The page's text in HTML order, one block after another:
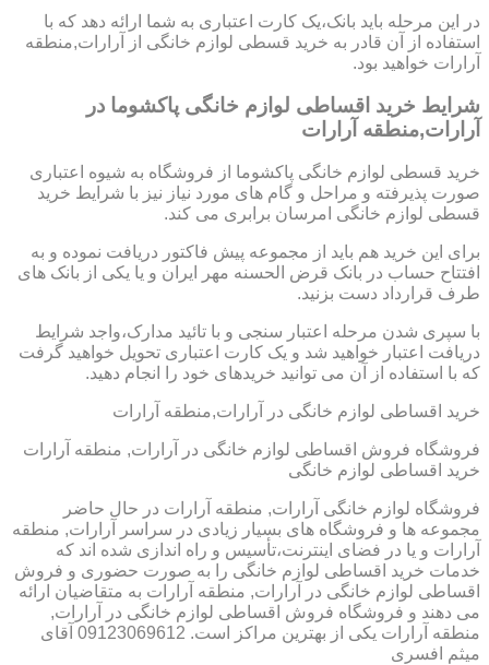
در این مرحله باید بانک،یک کارت اعتباری به شما ارائه دهد که با
استفاده از آن قادر به خرید قسطی لوازم خانگی از آرارات,منطقه
آرارات خواهید بود.
شرایط خرید اقساطی لوازم خانگی پاکشوما در
آرارات,منطقه آرارات
خرید قسطی لوازم خانگی پاکشوما از فروشگاه به شیوه اعتباری
صورت پذیرفته و مراحل و گام های مورد نیاز نیز با شرایط خرید
قسطی لوازم خانگی امرسان برابری می کند.
برای این خرید هم باید از مجموعه پیش فاکتور دریافت نموده و به
افتتاح حساب در بانک قرض الحسنه مهر ایران و یا یکی از بانک های
طرف قرارداد دست بزنید.
با سپری شدن مرحله اعتبار سنجی و با تائید مدارک،واجد شرایط
دریافت اعتبار خواهید شد و یک کارت اعتباری تحویل خواهید گرفت
که با استفاده از آن می توانید خریدهای خود را انجام دهید.
خرید اقساطی لوازم خانگی در آرارات,منطقه آرارات
فروشگاه فروش اقساطی لوازم خانگی در آرارات, منطقه آرارات
خرید اقساطی لوازم خانگی
فروشگاه لوازم خانگی آرارات, منطقه آرارات در حال حاضر
مجموعه ها و فروشگاه های بسیار زیادی در سراسر آرارات, منطقه
آرارات و یا در فضای اینترنت،تأسیس و راه اندازی شده اند که
خدمات خرید اقساطی لوازم خانگی را به صورت حضوری و فروش
اقساطی لوازم خانگی در آرارات, منطقه آرارات به متقاضیان ارائه
می دهند و فروشگاه فروش اقساطی لوازم خانگی در آرارات,
منطقه آرارات یکی از بهترین مراکز است. 09123069612 آقای
میثم افسری